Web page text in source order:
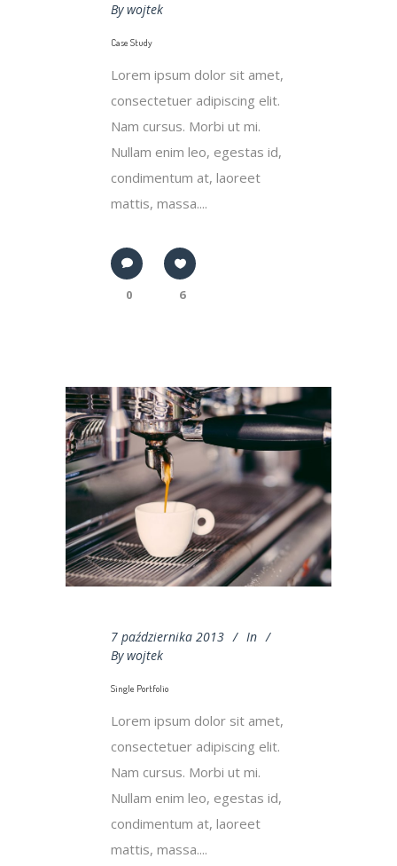
By wojtek
Case Study
Lorem ipsum dolor sit amet,
consectetuer adipiscing elit.
Nam cursus. Morbi ut mi.
Nullam enim leo, egestas id,
condimentum at, laoreet
mattis, massa....
0 6
7 października 2013
In
By wojtek
Single Portfolio
Lorem ipsum dolor sit amet,
consectetuer adipiscing elit.
Nam cursus. Morbi ut mi.
Nullam enim leo, egestas id,
condimentum at, laoreet
mattis, massa....